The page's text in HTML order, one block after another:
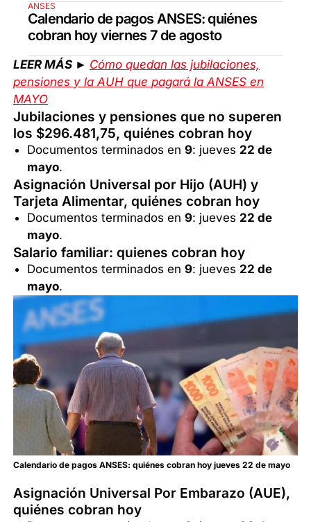
ANSES
Calendario de pagos ANSES: quiénes
cobran hoy viernes 7 de agosto
LEER MÁS ► Cómo quedan las jubilaciones,
pensiones y la AUH que pagará la ANSES en
MAYO
Jubilaciones y pensiones que no superen
los $296.481,75, quiénes cobran hoy
Documentos terminados en9: jueves 22 de
mayo.
Asignación Universal por Hijo (AUH) y
Tarjeta Alimentar, quiénes cobran hoy
Documentos terminados en9: jueves 22 de
mayo.
Salario familiar: quienes cobran hoy
Documentos terminados en9: jueves 22 de
mayo.
Calendario de pagos ANSES: quiénes cobran hoy jueves 22 de mayo
Asignación Universal Por Embarazo (AUE),
quiénes cobran hoy